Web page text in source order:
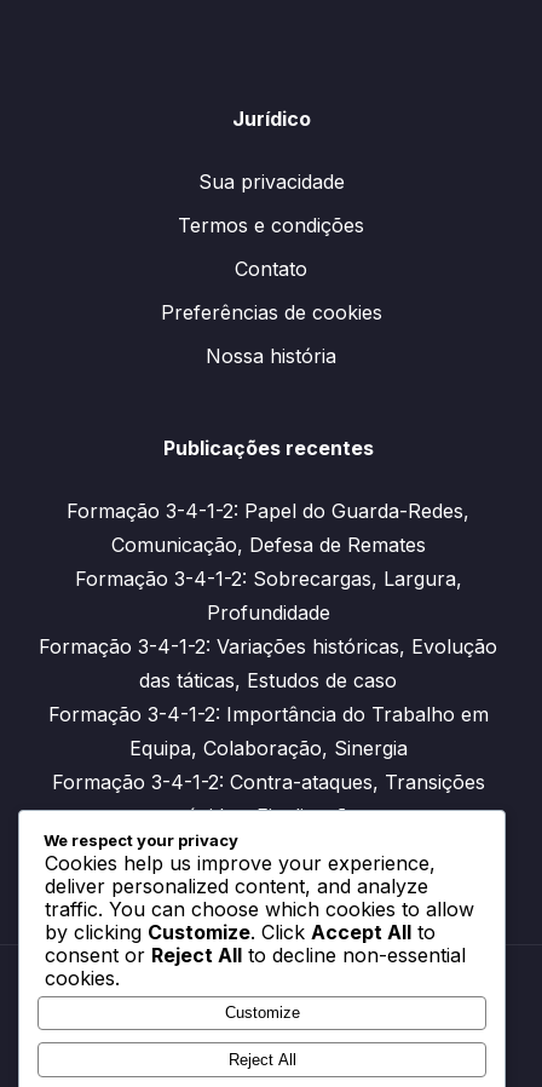
Jurídico
Sua privacidade
Termos e condições
Contato
Preferências de cookies
Nossa história
Publicações recentes
Formação 3-4-1-2: Papel do Guarda-Redes,
Comunicação, Defesa de Remates
Formação 3-4-1-2: Sobrecargas, Largura,
Profundidade
Formação 3-4-1-2: Variações históricas, Evolução
das táticas, Estudos de caso
Formação 3-4-1-2: Importância do Trabalho em
Equipa, Colaboração, Sinergia
Formação 3-4-1-2: Contra-ataques, Transições
rápidas, Finalização
Sua privacidade
Termos e condições
Contato
We respect your privacy
Cookies help us improve your experience,
deliver personalized content, and analyze
traffic. You can choose which cookies to allow
by clicking Customize. Click Accept All to
consent or Reject All to decline non-essential
cookies.
Customize
Reject All